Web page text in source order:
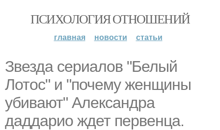
ПСИХОЛОГИЯ ОТНОШЕНИЙ
главная новости статьи
Звезда сериалов "Белый
Лотос" и "почему женщины
убивают" Александра
даддарио ждет первенца.